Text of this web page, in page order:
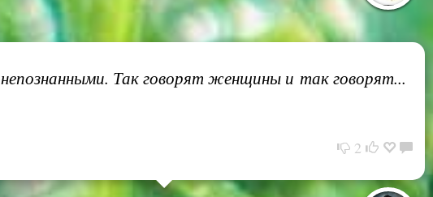
Так говорят женщины и так говорят...
2